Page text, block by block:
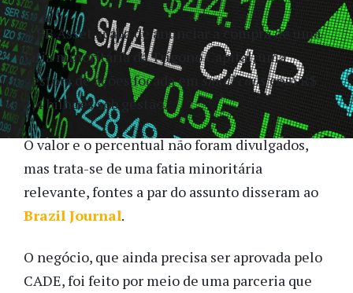
A BB Asset acaba de anunciar a compra de uma
fatia minoritária da Trígono Capital, uma
gestora de ações focada em small caps com R$
2,4 bilhões sob gestão.
O valor e o percentual não foram divulgados,
mas trata-se de uma fatia minoritária
relevante, fontes a par do assunto disseram ao
Brazil Journal.
O negócio, que ainda precisa ser aprovada pelo
CADE, foi feito por meio de uma parceria que